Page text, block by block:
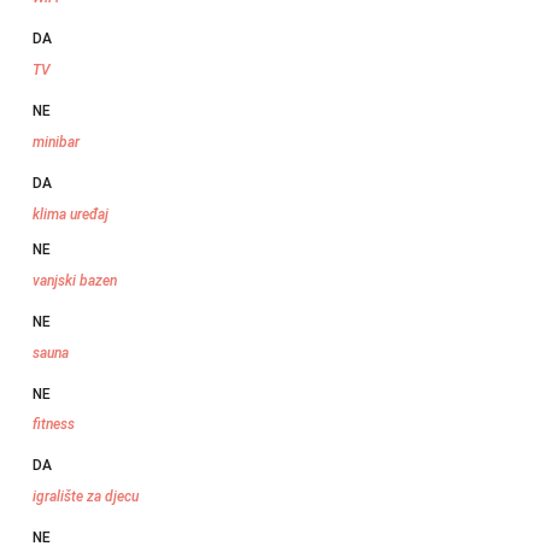
DA
TV
NE
minibar
DA
klima uređaj
NE
vanjski bazen
NE
sauna
NE
fitness
DA
igralište za djecu
NE